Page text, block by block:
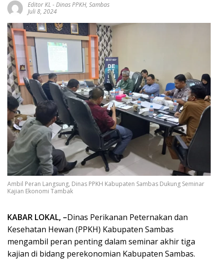
Editor KL -Dinas PPKH, Sambas
Juli 8, 2024
Ambil Peran Langsung, Dinas PPKH Kabupaten Sambas Dukung Seminar
Kajian Ekonomi Tambak
KABAR LOKAL, –Dinas Perikanan Peternakan dan
Kesehatan Hewan (PPKH) Kabupaten Sambas
mengambil peran penting dalam seminar akhir tiga
kajian di bidang perekonomian Kabupaten Sambas.